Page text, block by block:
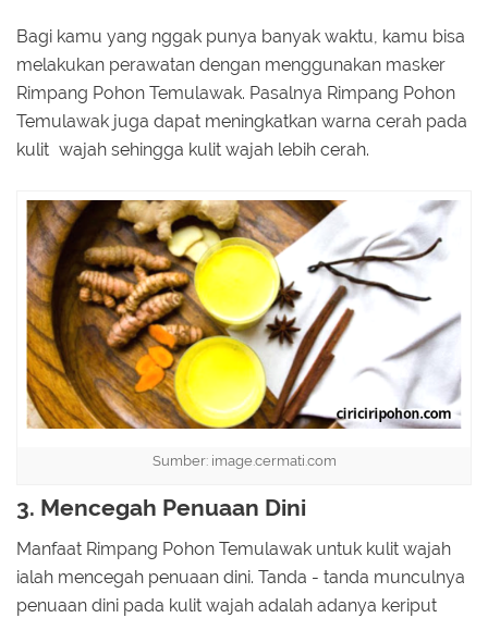
Bagi kamu yang nggak punya banyak waktu, kamu bisa
melakukan perawatan dengan menggunakan masker
Rimpang Pohon Temulawak. Pasalnya Rimpang Pohon
Temulawak juga dapat meningkatkan warna cerah pada
kulit wajah sehingga kulit wajah lebih cerah.
Sumber: image.cermati.com
3. Mencegah Penuaan Dini
Manfaat Rimpang Pohon Temulawak untuk kulit wajah
ialah mencegah penuaan dini. Tanda - tanda munculnya
penuaan dini pada kulit wajah adalah adanya keriput